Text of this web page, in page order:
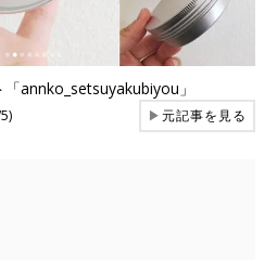
annko_setsuyakubiyou」
▶元記事を見る